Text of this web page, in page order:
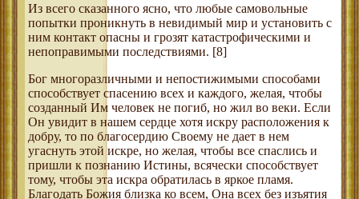
Из всего сказанного ясно, что любые самовольные
попытки проникнуть в невидимый мир и установить с
ним контакт опасны и грозят катастрофическими и
непоправимыми последствиями. [8]
Бог многоразличными и непостижимыми способами
способствует спасению всех и каждого, желая, чтобы
созданный Им человек не погиб, но жил во веки. Если
Он увидит в нашем сердце хотя искру расположения к
добру, то по благосердию Своему не дает в нем
угаснуть этой искре, но желая, чтобы все спаслись и
пришли к познанию Истины, всячески способствует
тому, чтобы эта искра обратилась в яркое пламя.
Благодать Божия близка ко всем, Она всех без изъятия